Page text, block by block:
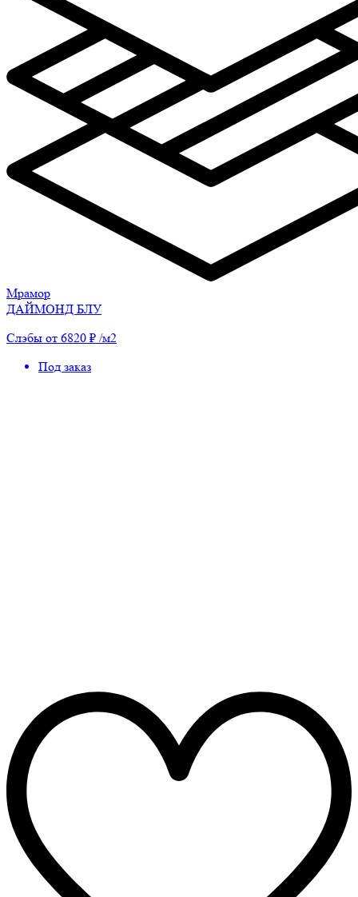
Мрамор
ДАЙМОНД БЛУ
Слэбы от 6820 ₽ /м2
Под заказ